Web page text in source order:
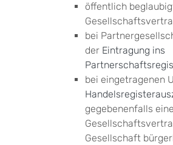
öffentlich
bei
der Eintragung ins
bei eingetragenen
gegebenenfalls
Gesellschaft